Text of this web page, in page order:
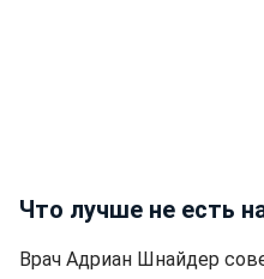
Что лучше не есть
Врач Адриан Шнайдер